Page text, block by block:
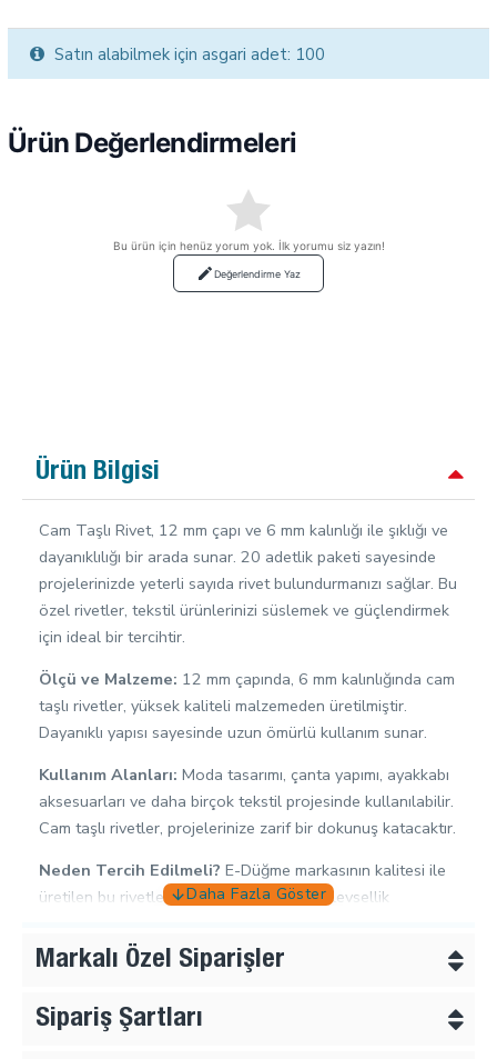
Satın alabilmek için asgari adet: 100
Ürün Değerlendirmeleri
Bu ürün için henüz yorum yok. İlk yorumu siz yazın!
Değerlendirme Yaz
Ürün Bilgisi
Cam Taşlı Rivet, 12 mm çapı ve 6 mm kalınlığı ile şıklığı ve
dayanıklılığı bir arada sunar. 20 adetlik paketi sayesinde
projelerinizde yeterli sayıda rivet bulundurmanızı sağlar. Bu
özel rivetler, tekstil ürünlerinizi süslemek ve güçlendirmek
için ideal bir tercihtir.
Ölçü ve Malzeme: 12 mm çapında, 6 mm kalınlığında cam
taşlı rivetler, yüksek kaliteli malzemeden üretilmiştir.
Dayanıklı yapısı sayesinde uzun ömürlü kullanım sunar.
Kullanım Alanları: Moda tasarımı, çanta yapımı, ayakkabı
aksesuarları ve daha birçok tekstil projesinde kullanılabilir.
Cam taşlı rivetler, projelerinize zarif bir dokunuş katacaktır.
Neden Tercih Edilmeli? E-Düğme markasının kalitesi ile
üretilen bu rivetler, hem estetik hem de işlevsellik
için gereken tüm özellikleri taşır.
aletlerin kullanılması önemlidir.
Markalı Özel Siparişler
Sipariş Şartları